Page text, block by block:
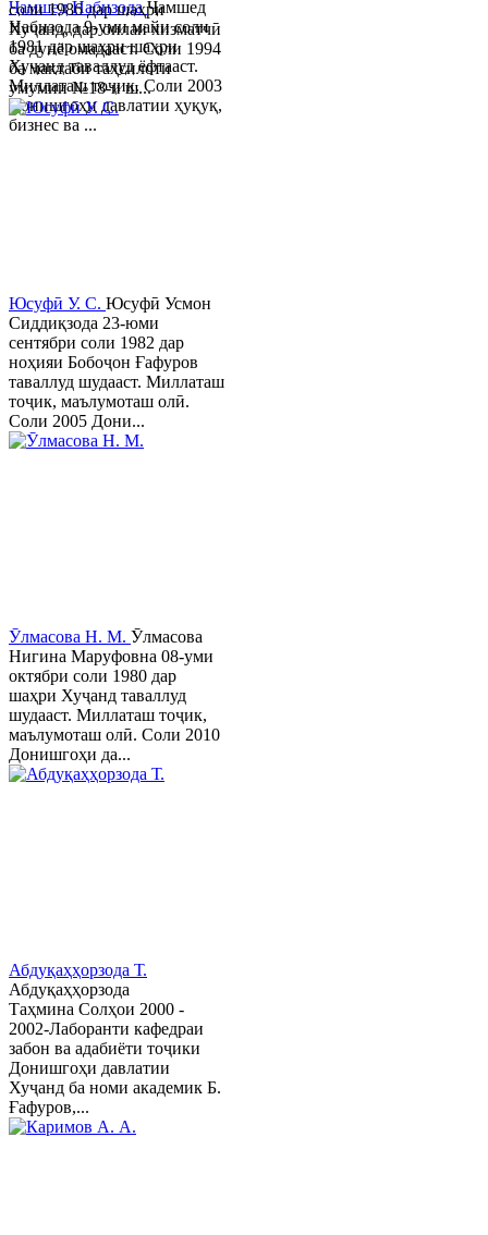
Ҷамшед НабизодаҶамшед
Набизода 9-уми майи соли
1981 дар шаҳри шаҳри
Хуҷанд таваллуд ёфтааст.
Миллаташ тоҷик. Соли 2003
Донишгоҳи давлатии ҳуқуқ,
бизнес ва ...
соли 1986 дар шаҳри
Хуҷанд, дар оилаи хизматчӣ
ба дунё омадааст. Соли 1994
ба мактаби таҳсилоти
умумии №18-и ш...
Юсуфӣ У. C. Юсуфӣ Усмон
Сиддиқзода 23-юми
сентябри соли 1982 дар
ноҳияи Бобоҷон Ғафуров
таваллуд шудааст. Миллаташ
тоҷик, маълумоташ олӣ.
Соли 2005 Дони...
Ӯлмасова Н. М. Ӯлмасова
Нигина Маруфовна 08-уми
октябри соли 1980 дар
шаҳри Хуҷанд таваллуд
шудааст. Миллаташ тоҷик,
маълумоташ олӣ. Соли 2010
Донишгоҳи да...
Абдуқаҳҳорзода Т.
Абдуқаҳҳорзода
Таҳмина Солҳои 2000 -
2002-Лаборанти кафедраи
забон ва адабиёти тоҷики
Донишгоҳи давлатии
Хуҷанд ба номи академик Б.
Ғафуров,...